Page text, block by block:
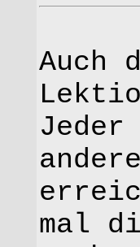
Auch
mal